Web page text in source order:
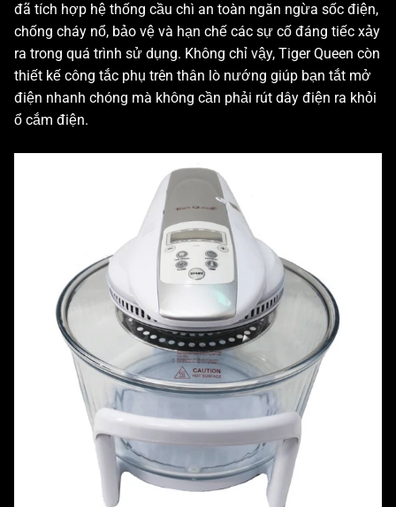
đã tích hợp hệ thống cầu chì an toàn ngăn ngừa sốc điện,
chống cháy nổ, bảo vệ và hạn chế các sự cố đáng tiếc xảy
ra trong quá trình sử dụng. Không chỉ vậy, Tiger Queen còn
thiết kế công tắc phụ trên thân lò nướng giúp bạn tắt mở
điện nhanh chóng mà không cần phải rút dây điện ra khỏi
ổ cắm điện.